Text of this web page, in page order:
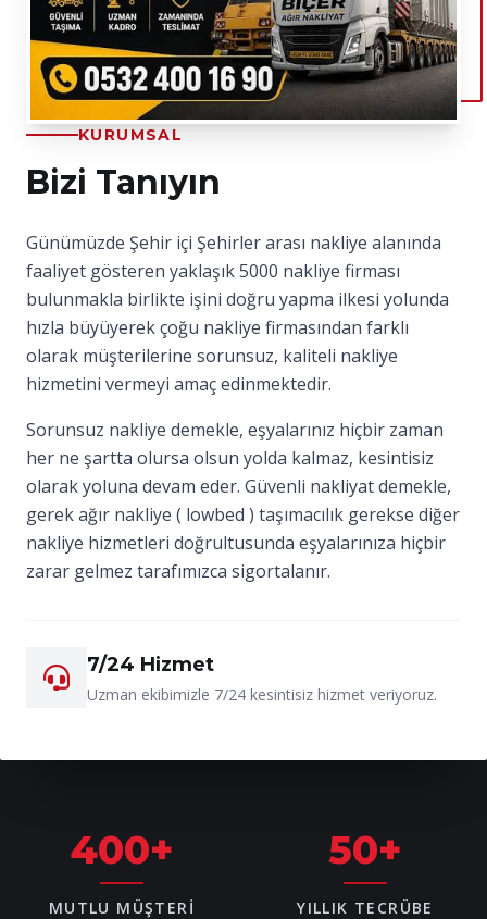
KURUMSAL
Bizi Tanıyın
Günümüzde Şehir içi Şehirler arası nakliye alanında
faaliyet gösteren yaklaşık 5000 nakliye firması
bulunmakla birlikte işini doğru yapma ilkesi yolunda
hızla büyüyerek çoğu nakliye firmasından farklı
olarak müşterilerine sorunsuz, kaliteli nakliye
hizmetini vermeyi amaç edinmektedir.
Sorunsuz nakliye demekle, eşyalarınız hiçbir zaman
her ne şartta olursa olsun yolda kalmaz, kesintisiz
olarak yoluna devam eder. Güvenli nakliyat demekle,
gerek ağır nakliye ( lowbed ) taşımacılık gerekse diğer
nakliye hizmetleri doğrultusunda eşyalarınıza hiçbir
zarar gelmez tarafımızca sigortalanır.
7/24 Hizmet
Uzman ekibimizle 7/24 kesintisiz hizmet veriyoruz.
400+
MUTLU MÜŞTERI
50+
YILLIK TECRÜBE